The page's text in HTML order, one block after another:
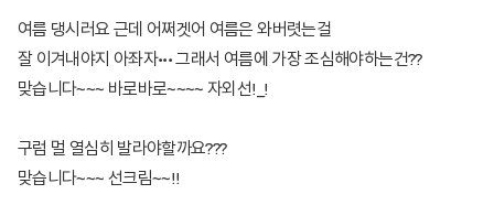
여름 댕시러요 근데 어쩌겟어 여름은 와버렷는걸
잘 이겨내야지 아좌자••• 그래서 여름에 가장 조심해야하는건??
맞습니다~~~ 바로바로~~~~ 자외선!_!
구럼 멀 열심히 발라야할까요???
맞습니다~~~ 선크림~~!!